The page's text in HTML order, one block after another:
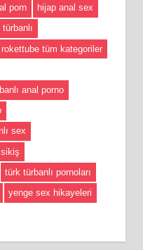
porn
hijap anal sex
rokettube tüm kategoriler
anal porno
sex
sikiş
türk türbanlı pornoları
yenge sex hikayeleri